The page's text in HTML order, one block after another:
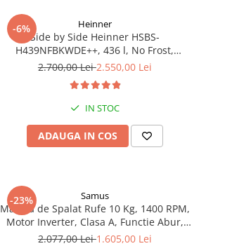
-6% Heinner
Side by Side Heinner HSBS-
H439NFBKWDE++, 436 l, No Frost,
Display, Dozator de apa, Functie smart,
E, H 177, Negru
2.700,00 Lei2.550,00 Lei
IN STOC
ADAUGA IN COS
-23% Samus
Masina de Spalat Rufe 10 Kg, 1400 RPM,
Motor Inverter, Clasa A, Functie Abur,
Display LED, 16 Programe
2.077,00 Lei1.605,00 Lei